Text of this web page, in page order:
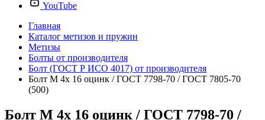
YouTube
Главная
Каталог метизов и пружин
Метизы
Болты от производителя
Болт (ГОСТ Р ИСО 4017) от производителя
Болт M 4x 16 оцинк / ГОСТ 7798-70 / ГОСТ 7805-70
(500)
Болт M 4x 16 оцинк / ГОСТ 7798-70 /